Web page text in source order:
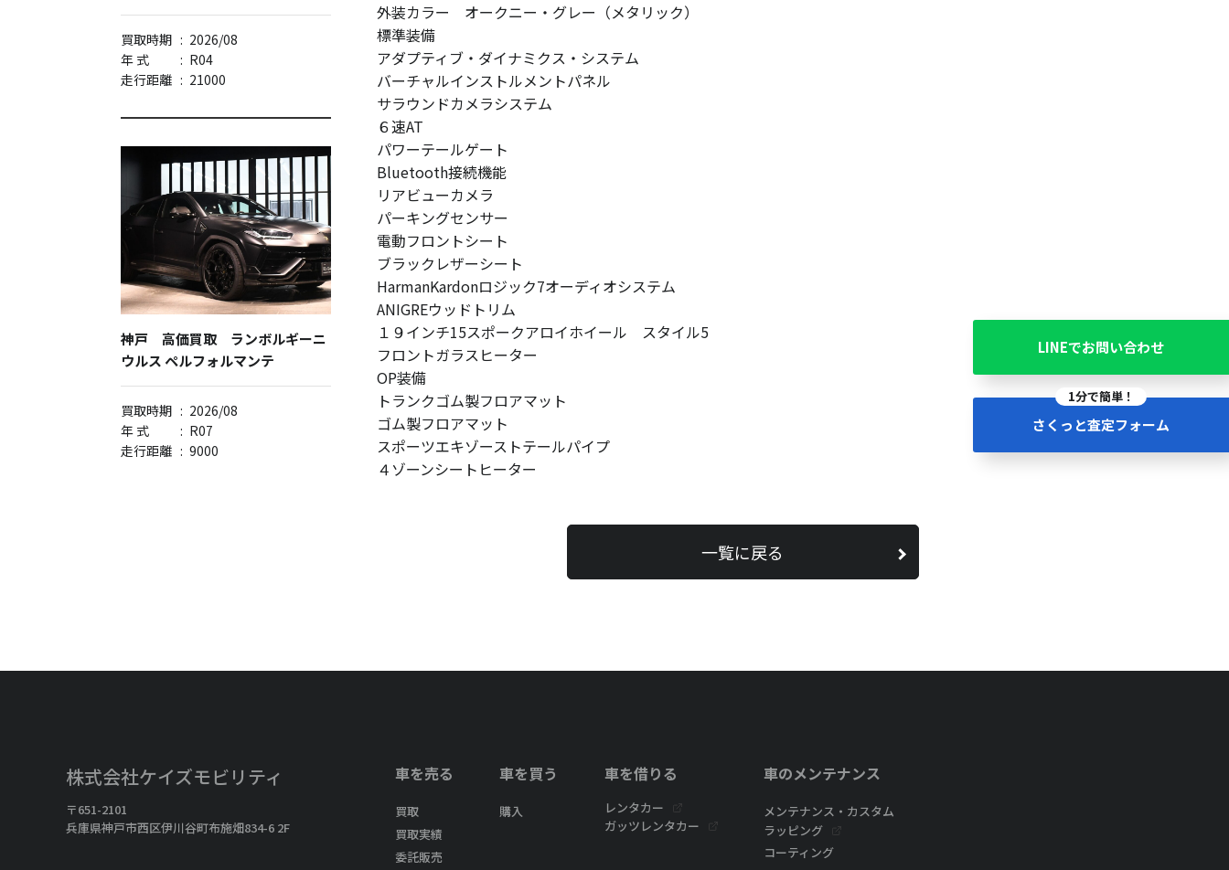
LINEでお問い合わせ
1分で簡単！
さくっと査定フォーム
買取時期 : 2026/08
年 式
: R04
走行距離 : 21000
神戸 高価買取 ランボルギーニ
ウルス ペルフォルマンテ
買取時期 : 2026/08
年 式
: R07
走行距離 : 9000
外装カラー オークニー・グレー（メタリック）
標準装備
アダプティブ・ダイナミクス・システム
バーチャルインストルメントパネル
サラウンドカメラシステム
６速AT
パワーテールゲート
Bluetooth接続機能
リアビューカメラ
パーキングセンサー
電動フロントシート
ブラックレザーシート
HarmanKardonロジック7オーディオシステム
ANIGREウッドトリム
１９インチ15スポークアロイホイール スタイル5
フロントガラスヒーター
OP装備
トランクゴム製フロアマット
ゴム製フロアマット
スポーツエキゾーストテールパイプ
４ゾーンシートヒーター
一覧に戻る
株式会社ケイズモビリティ
〒651-2101
兵庫県神戸市西区伊川谷町布施畑834-6 2F
車を売る
買取
買取実績
委託販売
車を買う
購入
車を借りる
レンタカー
ガッツレンタカー
車のメンテナンス
メンテナンス・カスタム
ラッピング
コーティング